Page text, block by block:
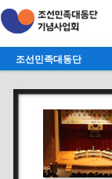
조선민족대동단